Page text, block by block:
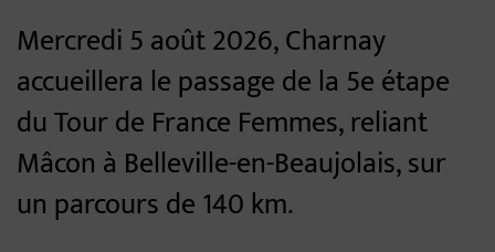
Mercredi 5 août 2026, Charnay
accueillera le passage de la 5e étape
du Tour de France Femmes, reliant
Mâcon à Belleville-en-Beaujolais, sur
un parcours de 140 km.